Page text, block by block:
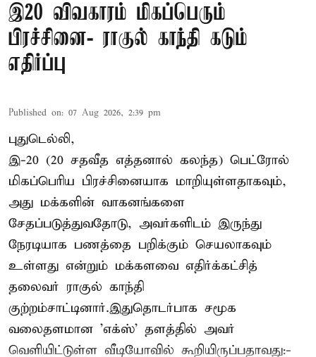
இ20 விவகாரம் மிகப்பெரும்
பிரச்சினை- ராகுல் காந்தி கடும்
எதிர்ப்பு
Published on: 07 Aug 2026, 2:39 pm
புதுடெல்லி,
இ-20 (20 சதவீத எத்தனால் கலந்த) பெட்ரோல்
மிகப்பெரிய பிரச்சினையாக மாறியுள்ளதாகவும்,
அது மக்களின் வாகனங்களை
சேதப்படுத்துவதோடு, அவர்களிடம் இருந்து
நேரடியாக பணத்தை பறிக்கும் செயலாகவும்
உள்ளது என்றும் மக்களவை எதிர்க்கட்சித்
தலைவர் ராகுல் காந்தி
குற்றம்சாட்டினார்.இதுதொடர்பாக சமூக
வலைதளமான 'எக்ஸ்' தளத்தில் அவர்
வெளியிட்டுள்ள வீடியோவில் கூறியிருப்பதாவது:-